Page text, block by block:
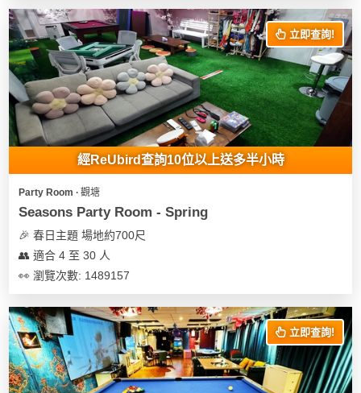
立即查詢!
經ReUbird查詢10位以上送多半小時
Party Room ∙ 觀塘
Seasons Party Room - Spring
🎉 春日主題 場地約700尺
👥 適合 4 至 30 人
👀 瀏覽次數: 1489157
立即查詢!